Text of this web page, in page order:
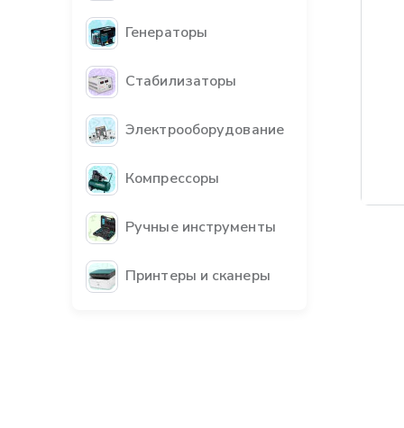
Генераторы
Стабилизаторы
Электрооборудование
Компрессоры
Ручные инструменты
Принтеры и сканеры